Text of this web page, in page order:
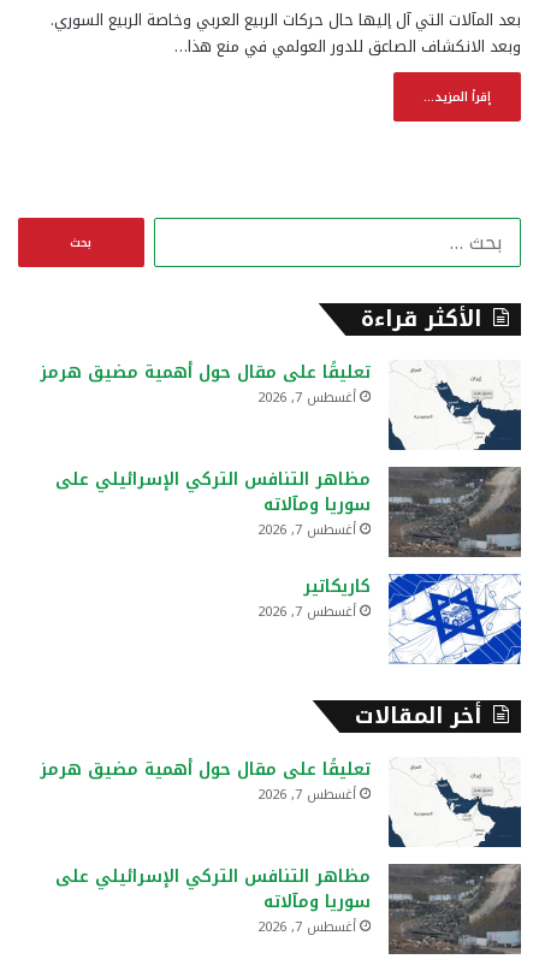
بعد المآلات التي آل إليها حال حركات الربيع العربي وخاصة الربيع السوري.
وبعد الانكشاف الصاعق للدور العولمي في منع هذا…
إقرأ المزيد...
ن
الأكثر قراءة
تعليقًا على مقال حول أهمية مضيق هرمز
أغسطس 7, 2026
مظاهر التنافس التركي الإسرائيلي على
سوريا ومآلاته
أغسطس 7, 2026
كاريكاتير
أغسطس 7, 2026
أخر المقالات
تعليقًا على مقال حول أهمية مضيق هرمز
أغسطس 7, 2026
مظاهر التنافس التركي الإسرائيلي على
سوريا ومآلاته
أغسطس 7, 2026